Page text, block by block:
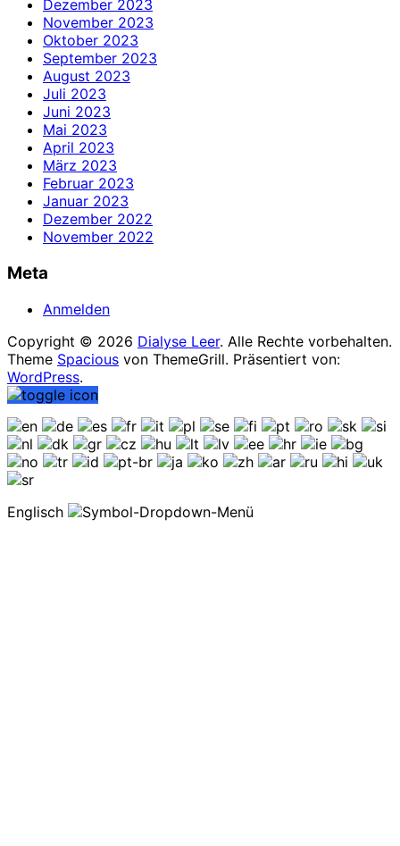
Dezember 2023
November 2023
Oktober 2023
September 2023
August 2023
Juli 2023
Juni 2023
Mai 2023
April 2023
März 2023
Februar 2023
Januar 2023
Dezember 2022
November 2022
Meta
Anmelden
Copyright © 2026 Dialyse Leer. Alle Rechte vorbehalten.
Theme Spacious von ThemeGrill. Präsentiert von:
WordPress.
Englisch